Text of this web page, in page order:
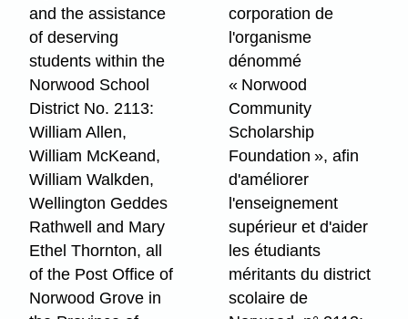
and the assistance
of deserving
students within the
Norwood School
District No. 2113:
William Allen,
William McKeand,
William Walkden,
Wellington Geddes
Rathwell and Mary
Ethel Thornton, all
of the Post Office of
Norwood Grove in
corporation de
l'organisme
dénommé
« Norwood
Community
Scholarship
Foundation », afin
d'améliorer
l'enseignement
supérieur et d'aider
les étudiants
méritants du district
scolaire de